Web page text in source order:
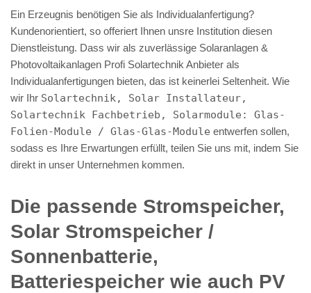
Ein Erzeugnis benötigen Sie als Individualanfertigung?
Kundenorientiert, so offeriert Ihnen unsre Institution diesen
Dienstleistung. Dass wir als zuverlässige Solaranlagen &
Photovoltaikanlagen Profi Solartechnik Anbieter als
Individualanfertigungen bieten, das ist keinerlei Seltenheit. Wie
wir Ihr Solartechnik, Solar Installateur,
Solartechnik Fachbetrieb, Solarmodule: Glas-
Folien-Module / Glas-Glas-Module entwerfen sollen,
sodass es Ihre Erwartungen erfüllt, teilen Sie uns mit, indem Sie
direkt in unser Unternehmen kommen.
Die passende Stromspeicher,
Solar Stromspeicher /
Sonnenbatterie,
Batteriespeicher wie auch PV